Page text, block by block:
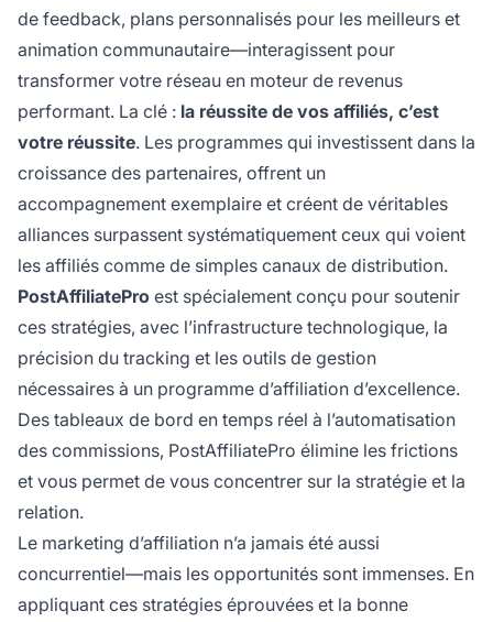
de feedback, plans personnalisés pour les meilleurs et
animation communautaire—interagissent pour
transformer votre réseau en moteur de revenus
performant. La clé : la réussite de vos affiliés, c’est
votre réussite. Les programmes qui investissent dans la
croissance des partenaires, offrent un
accompagnement exemplaire et créent de véritables
alliances surpassent systématiquement ceux qui voient
les affiliés comme de simples canaux de distribution.
PostAffiliatePro est spécialement conçu pour soutenir
ces stratégies, avec l’infrastructure technologique, la
précision du tracking et les outils de gestion
nécessaires à un programme d’affiliation d’excellence.
Des tableaux de bord en temps réel à l’automatisation
des commissions, PostAffiliatePro élimine les frictions
et vous permet de vous concentrer sur la stratégie et la
relation.
Le marketing d’affiliation n’a jamais été aussi
concurrentiel—mais les opportunités sont immenses. En
appliquant ces stratégies éprouvées et la bonne